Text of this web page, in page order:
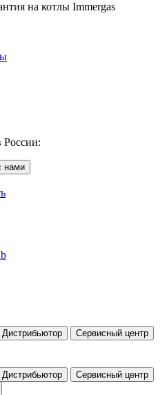
на котлы Immergas
России:
нами
Дистрибьютор Сервисный центр
Дистрибьютор
Сервисный центр